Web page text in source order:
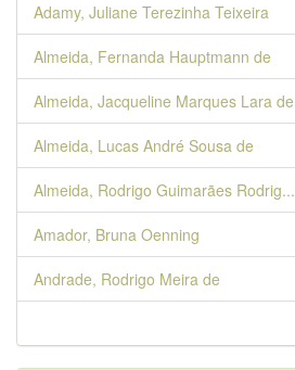
Adamy, Juliane Terezinha Teixeira
Almeida, Fernanda Hauptmann de
Almeida, Jacqueline Marques Lara de
Almeida, Lucas André Sousa de
Almeida, Rodrigo Guimarães Rodrig...
Amador, Bruna Oenning
Andrade, Rodrigo Meira de